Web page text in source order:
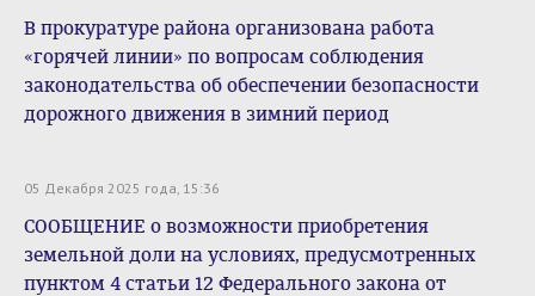
В прокуратуре района организована работа
«горячей линии» по вопросам соблюдения
законодательства об обеспечении безопасности
дорожного движения в зимний период
05 Декабря 2025 года, 15:36
СООБЩЕНИЕ о возможности приобретения
земельной доли на условиях, предусмотренных
пунктом 4 статьи 12 Федерального закона от